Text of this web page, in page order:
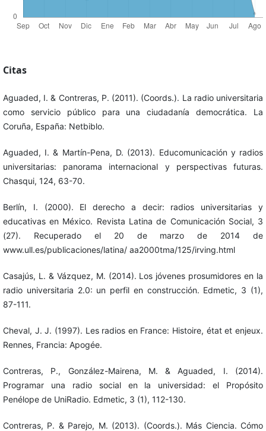
Citas
Aguaded, I. & Contreras, P. (2011). (Coords.). La radio universitaria
como servicio público para una ciudadanía democrática. La
Coruña, España: Netbiblo.
Aguaded, I. & Martín-Pena, D. (2013). Educomunicación y radios
universitarias: panorama internacional y perspectivas futuras.
Chasqui, 124, 63-70.
Berlín, I. (2000). El derecho a decir: radios universitarias y
educativas en México. Revista Latina de Comunicación Social, 3
(27). Recuperado el 20 de marzo de 2014 de
www.ull.es/publicaciones/latina/ aa2000tma/125/irving.html
Casajús, L. & Vázquez, M. (2014). Los jóvenes prosumidores en la
radio universitaria 2.0: un perfil en construcción. Edmetic, 3 (1),
87-111.
Cheval, J. J. (1997). Les radios en France: Histoire, état et enjeux.
Rennes, Francia: Apogée.
Contreras, P., González-Mairena, M. & Aguaded, I. (2014).
Programar una radio social en la universidad: el Propósito
Penélope de UniRadio. Edmetic, 3 (1), 112-130.
Contreras, P. & Parejo, M. (2013). (Coords.). Más Ciencia. Cómo